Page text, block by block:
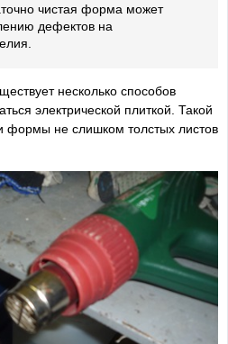
чистая форма может
дефектов на
несколько способов
электрической плиткой. Такой
формы не слишком толстых листов